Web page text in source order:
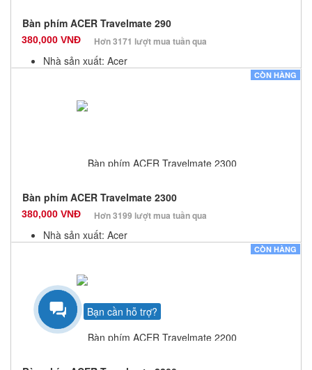
Bàn phím ACER Travelmate 290
380,000 VNĐ Hơn 3171 lượt mua tuần qua
Nhà sản xuất: Acer
Số lượng: 10
CÒN HÀNG
Bàn phím ACER Travelmate 2300
380,000 VNĐ Hơn 3199 lượt mua tuần qua
Nhà sản xuất: Acer
Số lượng: 10
CÒN HÀNG
Bạn cần hỗ trợ?